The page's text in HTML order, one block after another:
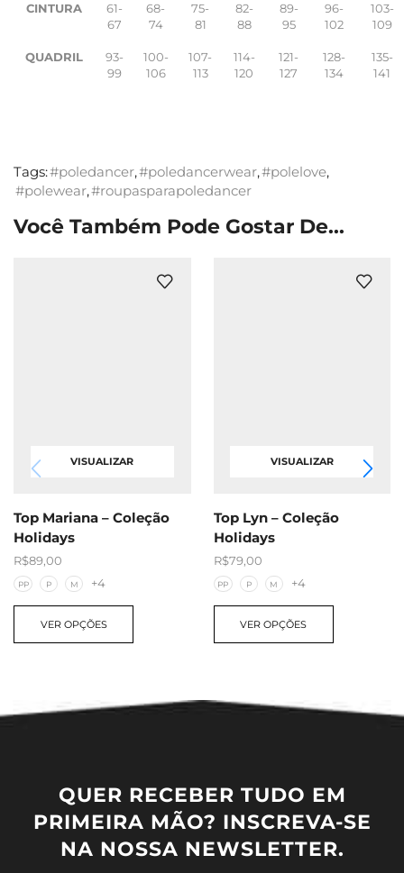
CINTURA
61-
67
68-
74
75-
81
82-
88
89-
95
96-
102
103-
109
QUADRIL
93-
99
100-
106
107-
113
114-
120
121-
127
128-
134
135-
141
Tags:#poledancer,#poledancerwear,#polelove,
#polewear,#roupasparapoledancer
Você Também Pode Gostar De...
VISUALIZAR
Top Mariana – Coleção
Holidays
R$89,00
PP P M +4
VER OPÇÕES
VISUALIZAR
Top Lyn – Coleção
Holidays
R$79,00
PP P M +4
VER OPÇÕES
QUER RECEBER TUDO EM
PRIMEIRA MÃO? INSCREVA-SE
NA NOSSA NEWSLETTER.